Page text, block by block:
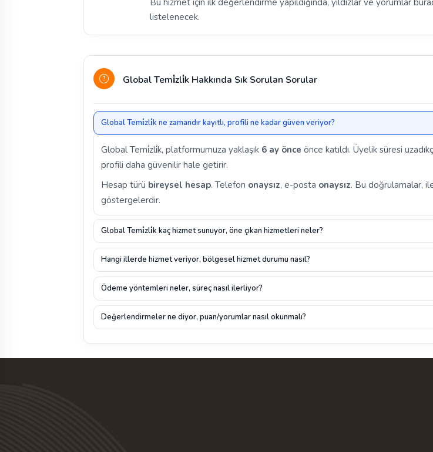
Bu hizmet için ilk değerlendirme yapıldığında, yıldızlar ve yorumlar
listelenecek.
Global Temi̇zli̇k Hakkında Sık Sorulan Sorular
Global Temi̇zli̇k ne zamandır kayıtlı, profili ne kadar güven veriyor?
Global Temi̇zli̇k, platformumuza yaklaşık 6 ay önce önce katıldı. Üyelik süresi
profili daha güvenilir hale getirir.
Hesap türü bireysel hesap. Telefon onaysız, e-posta onaysız. Bu doğrulamalar,
göstergelerdir.
Global Temi̇zli̇k kaç hizmet sunuyor, öne çıkan hizmetleri neler?
Hangi illerde hizmet veriyor, bölgesel hizmet durumu nasıl?
Ödeme yöntemleri neler, süreç nasıl ilerliyor?
Değerlendirmeler ne diyor, puan/yorumlar nasıl okunmalı?